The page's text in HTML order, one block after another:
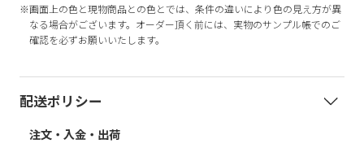
※画面上の色と現物商品との色とでは、条件の違いにより色の見え方が異
なる場合がございます。オーダー頂く前には、実物のサンプル帳でのご
確認を必ずお願いいたします。
配送ポリシー
注文・入金・出荷